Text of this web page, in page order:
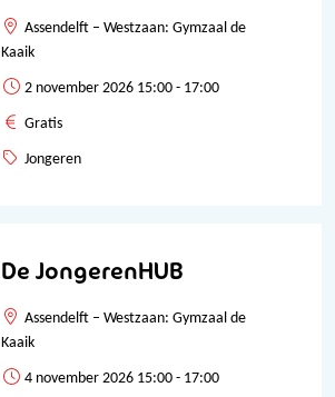
Assendelft – Westzaan: Gymzaal de
Kaaik
2 november 2026 15:00 - 17:00
Gratis
Jongeren
De JongerenHUB
Assendelft – Westzaan: Gymzaal de
Kaaik
4 november 2026 15:00 - 17:00